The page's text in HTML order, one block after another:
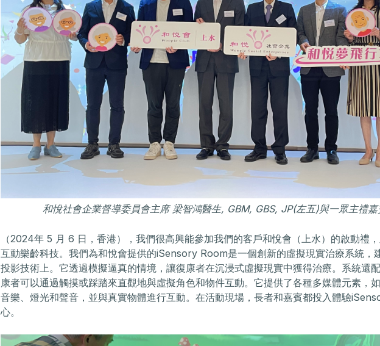
和悅社會企業督導委員會主席 梁智鴻醫生, GBM, GBS, JP(左五)與一眾主禮
（2024年 5 月 6 日，香港），我們很高興能參加我們的客戶和悅會（上水）的啟動禮
互動樂齡科技。我們為和悅會提供的iSensory Room是一個創新的虛擬現實治療系統，
投影技術上。它透過模擬逼真的情境，讓復康者在沉浸式虛擬現實中獲得治療。系統還
康者可以通過觸摸或踩踏來直觀地與虛擬角色和物件互動。它提供了各種多媒體元素，
音樂、燈光和聲音，並與真實物體進行互動。在活動現場，長者和嘉賓都投入體驗
心。